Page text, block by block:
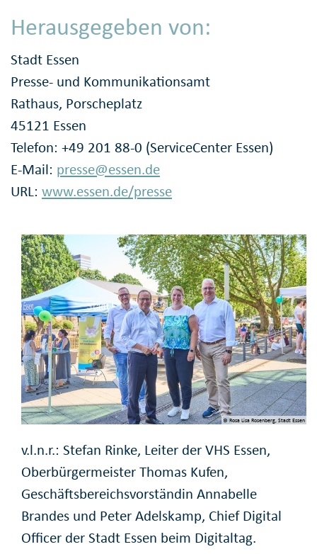
Herausgegeben von:
Stadt Essen
Presse- und Kommunikationsamt
Rathaus, Porscheplatz
45121 Essen
Telefon: +49 201 88-0 (ServiceCenter Essen)
E-Mail: presse@essen.de
URL: www.essen.de/presse
© Rosa Lisa Rosenberg, Stadt Essen
v.l.n.r.: Stefan Rinke, Leiter der VHS Essen,
Oberbürgermeister Thomas Kufen,
Geschäftsbereichsvorständin Annabelle
Brandes und Peter Adelskamp, Chief Digital
Officer der Stadt Essen beim Digitaltag.